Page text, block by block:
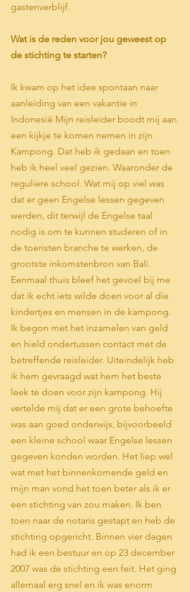
gastenverblijf.
Wat is de reden voor jou geweest op
de stichting te starten?
Ik kwam op het idee spontaan naar
aanleiding van een vakantie in
Indonesië Mijn reisleider boodt mij aan
een kijkje te komen nemen in zijn
Kampong. Dat heb ik gedaan en toen
heb ik heel veel gezien. Waaronder de
reguliere school. Wat mij op viel was
dat er geen Engelse lessen gegeven
werden, dit terwijl de Engelse taal
nodig is om te kunnen studeren of in
de toeristen branche te werken, de
grootste inkomstenbron van Bali.
Eenmaal thuis bleef het gevoel bij me
dat ik echt iets wilde doen voor al die
kindertjes en mensen in de kampong.
Ik begon met het inzamelen van geld
en hield ondertussen contact met de
betreffende reisleider. Uiteindelijk heb
ik hem gevraagd wat hem het beste
leek te doen voor zijn kampong. Hij
vertelde mij dat er een grote behoefte
was aan goed onderwijs, bijvoorbeeld
een kleine school waar Engelse lessen
gegeven konden worden. Het liep wel
wat met het binnenkomende geld en
mijn man vond het toen beter als ik er
een stichting van zou maken. Ik ben
toen naar de notaris gestapt en heb de
stichting opgericht. Binnen vier dagen
had ik een bestuur en op 23 december
2007 was de stichting een feit. Het ging
allemaal erg snel en ik was enorm